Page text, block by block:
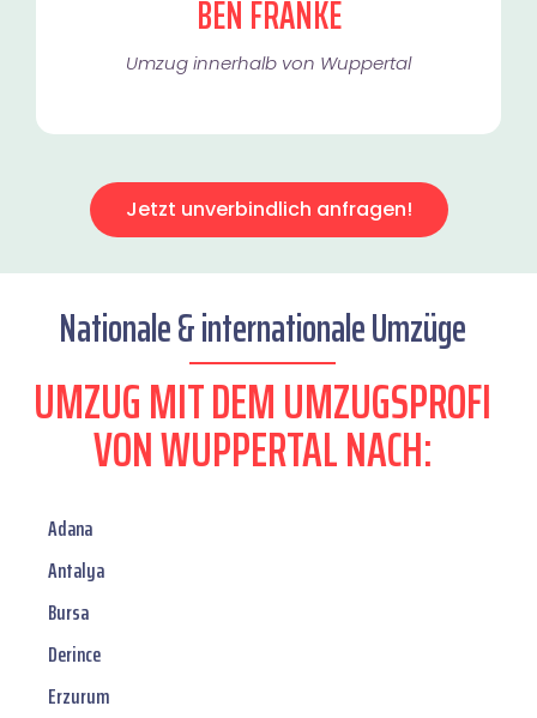
BEN FRANKE
Umzug innerhalb von Wuppertal​
Jetzt unverbindlich anfragen!
Nationale & internationale Umzüge
UMZUG MIT DEM UMZUGSPROFI
VON WUPPERTAL NACH:
Adana
Antalya
Bursa
Derince
Erzurum